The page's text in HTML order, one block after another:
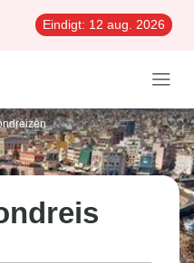
Eindigt: 12 aug. 2026